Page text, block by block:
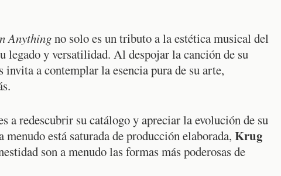
Anythingno solo es un tributo a la estética musical del
legado y versatilidad. Al despojar la canción de su
invita a contemplar la esencia pura de su arte,
a redescubrir su catálogo y apreciar la evolución de su
está saturada de producción elaborada, Krug
son a menudo las formas más poderosas de